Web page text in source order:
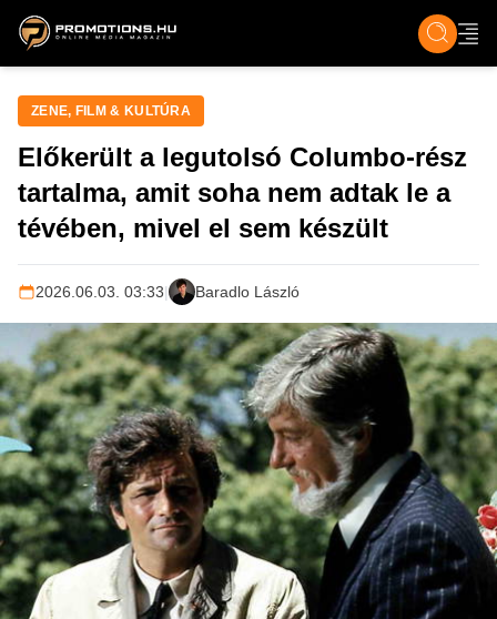
ZENE, FILM & KULT ÉLET TECH &
ZENE, FILM & KULTÚRA
Előkerült a legutolsó Columbo-rész
tartalma, amit soha nem adtak le a
tévében, mivel el sem készült
2026.06.03. 03:33| Baradlo László